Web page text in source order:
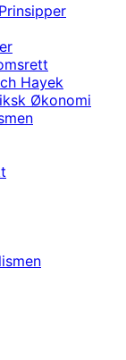
Hayek
Økonomi